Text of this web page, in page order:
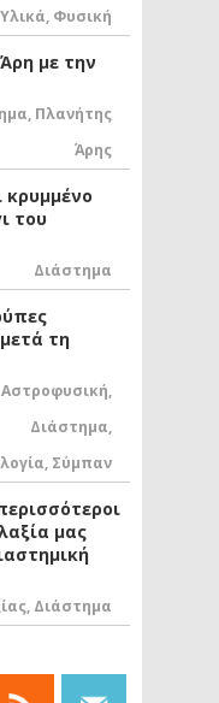
Υλικά, Φυσική
με την
, Πλανήτης
Άρης
κρυμμένο
του
Διάστημα
τη
Αστροφυσική,
Διάστημα,
, Σύμπαν
μας
, Διάστημα